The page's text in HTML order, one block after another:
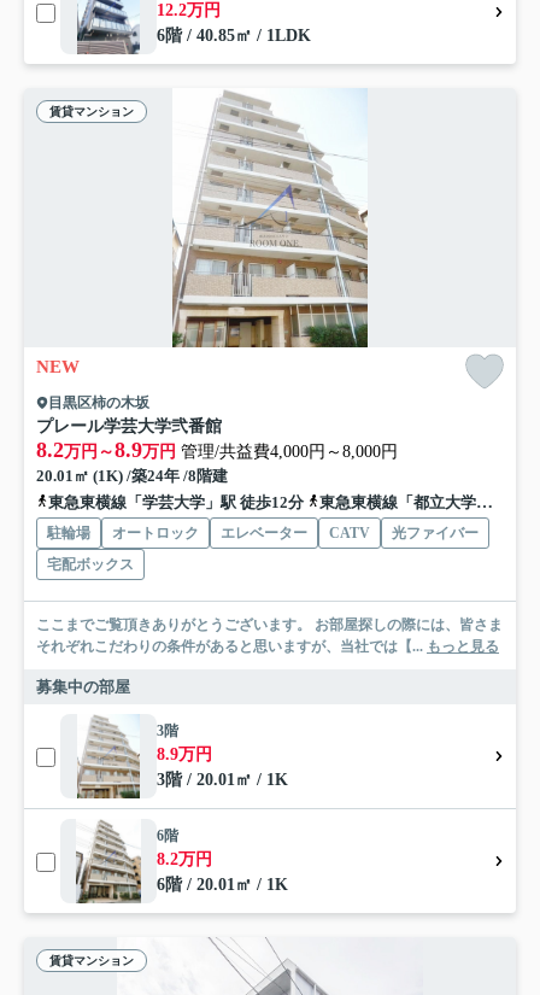
12.2万円
6階 / 40.85㎡ / 1LDK
賃貸マンション
NEW
目黒区柿の木坂
プレール学芸大学弐番館
8.2万円～8.9万円 管理/共益費4,000円～8,000円
20.01㎡ (1K) /築24年 /8階建
東急東横線「学芸大学」駅 徒歩12分
東急東横線「都立大学」駅 徒歩18分
駐輪場 オートロック エレベーター CATV
光ファイバー
宅配ボックス
ここまでご覧頂きありがとうございます。 お部屋探しの際には、皆さま
それぞれこだわりの条件があると思いますが、当社では【... もっと見る
募集中の部屋
3階
8.9万円
3階 / 20.01㎡ / 1K
6階
8.2万円
6階 / 20.01㎡ / 1K
賃貸マンション